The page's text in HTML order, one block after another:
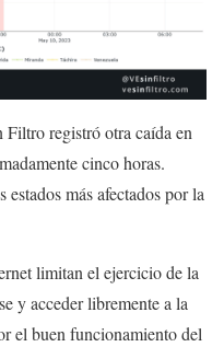
registró otra caída en
cinco horas.
más afectados por la
limitan el ejercicio de la
y acceder libremente a la
el buen funcionamiento del